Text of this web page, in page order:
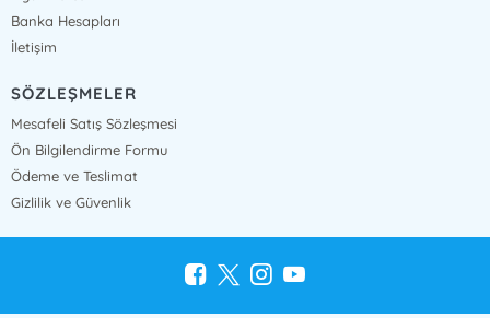
Banka Hesapları
İletişim
SÖZLEŞMELER
Mesafeli Satış Sözleşmesi
Ön Bilgilendirme Formu
Ödeme ve Teslimat
Gizlilik ve Güvenlik